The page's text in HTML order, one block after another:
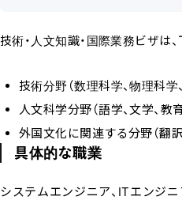
技術・人文知識・国際業務ビザは
技術分野（数理科学、物理科学
人文科学分野（語学、文学、教
外国文化に関連する分野（翻訳
具体的な職業
システムエンジニア、ITエンジ